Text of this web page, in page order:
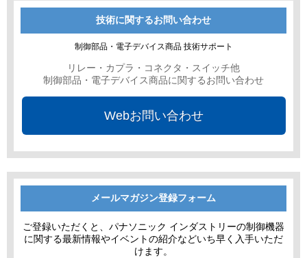
技術に関するお問い合わせ
制御部品・電子デバイス商品 技術サポート
リレー・カプラ・コネクタ・スイッチ他
制御部品・電子デバイス商品に関するお問い合わせ
Webお問い合わせ
メールマガジン登録フォーム
ご登録いただくと、パナソニック インダストリーの制御機器
に関する最新情報やイベントの紹介などいち早く入手いただ
けます。